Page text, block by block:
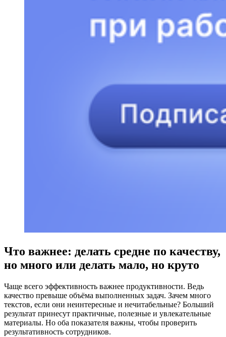
Что важнее: делать средне по качеству,
но много или делать мало, но круто
Чаще всего эффективность важнее продуктивности. Ведь
качество превыше объёма выполненных задач. Зачем много
текстов, если они неинтересные и нечитабельные? Больший
результат принесут практичные, полезные и увлекательные
материалы. Но оба показателя важны, чтобы проверить
результативность сотрудников.